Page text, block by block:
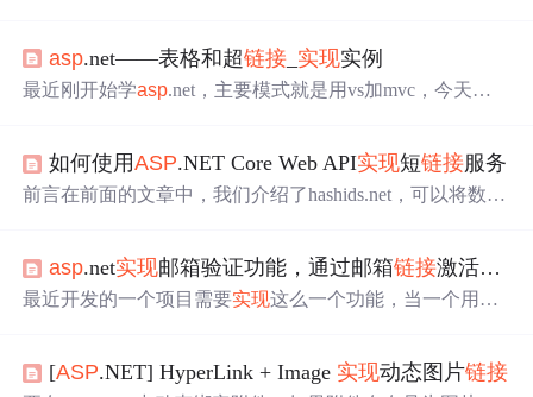
不清楚网页上html组件的动态链接要怎么做，在网上查，
说要用HTML硬编码，对于我这种没有html基础的人来说
asp.net——表格和超链接 实现实例
最近刚开始学asp.net，主要模式就是用vs加mvc，今天做
链接标签链接文字代码实现 以后大概就是以下界面，并
且能够通过单击图片或者文
如何使用ASP.NET Core Web API实现短链接服务
前言在前面的文章中，我们介绍了hashids.net，可以将数值
上比较短的链接网址。借助...
asp.net实现邮箱验证功能，通过邮箱链接激活该帐号
最近开发的一个项目需要实现这么一个功能，当一个用户
代码，贴在这了，有需要的可以参考！ public void SendSM
[ASP.NET] HyperLink + Image 实现动态图片链接